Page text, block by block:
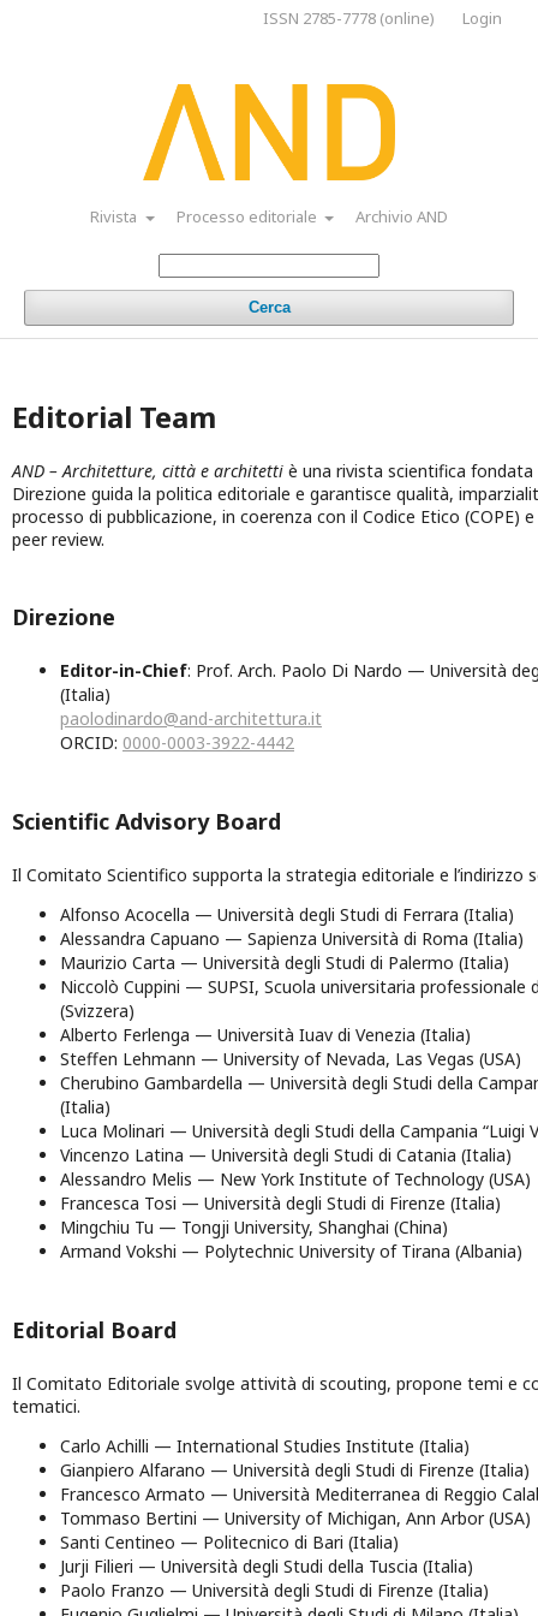
Rivista Processo editoriale Archivio AND
Cerca
ISSN 2785-7778 (online) Login
Editorial Team
AND – Architetture, città e architetti è una rivista scientifica fondata
Direzione guida la politica editoriale e garantisce qualità,
processo di pubblicazione, in coerenza con il Codice Etico (COPE)
peer review.
Direzione
Editor-in-Chief: Prof. Arch. Paolo Di Nardo — Università
(Italia)
paolodinardo@and-architettura.it
ORCID: 0000-0003-3922-4442
Scientific Advisory Board
Il Comitato Scientifico supporta la strategia editoriale e l’indirizzo
Alfonso Acocella — Università degli Studi di Ferrara (Italia)
Alessandra Capuano — Sapienza Università di Roma (Italia)
Maurizio Carta — Università degli Studi di Palermo (Italia)
Niccolò Cuppini — SUPSI, Scuola universitaria professionale
(Svizzera)
Alberto Ferlenga — Università Iuav di Venezia (Italia)
Steffen Lehmann — University of Nevada, Las Vegas (USA)
Cherubino Gambardella — Università degli Studi della
(Italia)
Luca Molinari — Università degli Studi della Campania “Luigi
Vincenzo Latina — Università degli Studi di Catania (Italia)
Alessandro Melis — New York Institute of Technology (USA)
Francesca Tosi — Università degli Studi di Firenze (Italia)
Mingchiu Tu — Tongji University, Shanghai (China)
Armand Vokshi — Polytechnic University of Tirana (Albania)
Editorial Board
Il Comitato Editoriale svolge attività di scouting, propone temi e
tematici.
Carlo Achilli — International Studies Institute (Italia)
Gianpiero Alfarano — Università degli Studi di Firenze (Italia)
Francesco Armato — Università Mediterranea di Reggio
Tommaso Bertini — University of Michigan, Ann Arbor (USA)
Santi Centineo — Politecnico di Bari (Italia)
Jurji Filieri — Università degli Studi della Tuscia (Italia)
Paolo Franzo — Università degli Studi di Firenze (Italia)